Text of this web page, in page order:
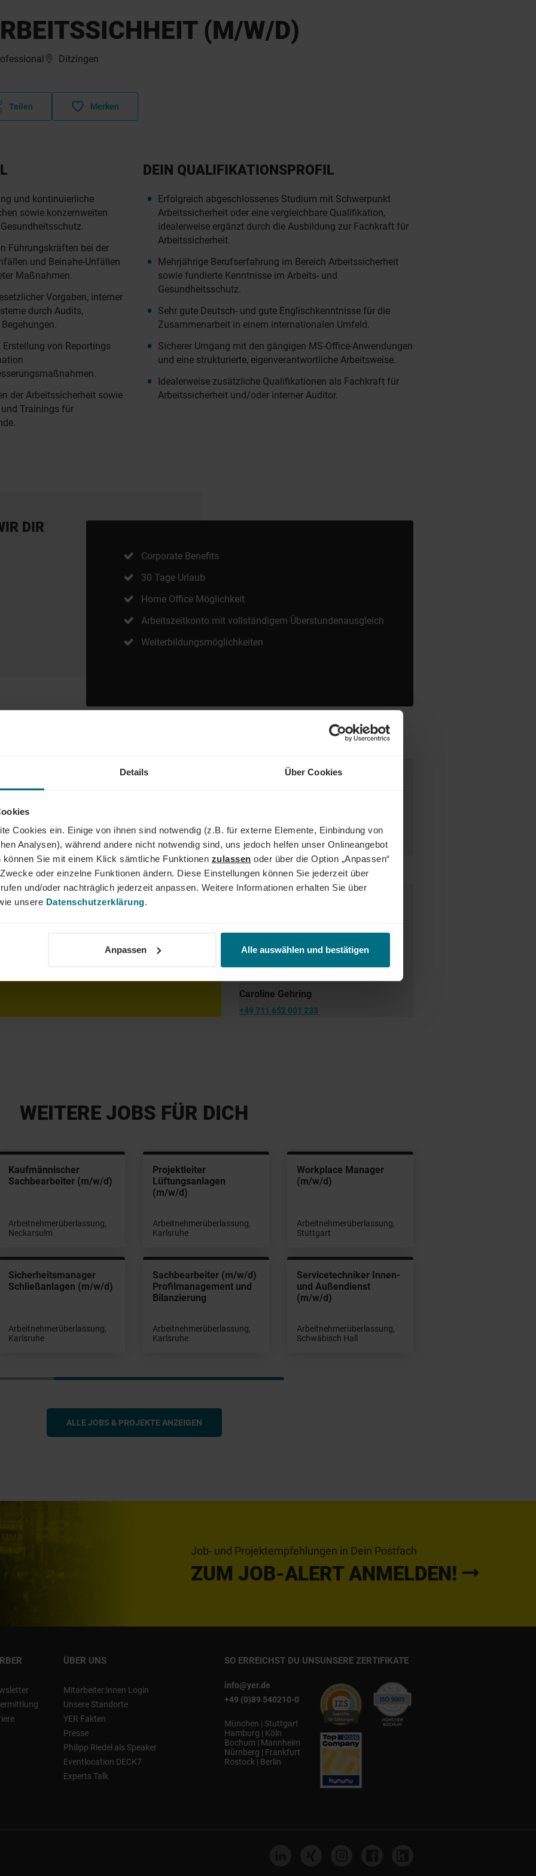
Details Über Cookies
Cookies ein. Einige von ihnen sind notwendig (z.B. für externe Elemente, Einbindung von
Analysen), während andere nicht notwendig sind, uns jedoch helfen unser Onlineangebot
Sie mit einem Klick sämtliche Funktionen zulassen oder über die Option „Anpassen“
oder einzelne Funktionen ändern. Diese Einstellungen können Sie jederzeit über
und/oder nachträglich jederzeit anpassen. Weitere Informationen erhalten Sie über
unsere Datenschutzerklärung.
Anpassen Alle auswählen und bestätigen
(M/W/D)
Ditzingen
Teilen Merken
und kontinuierliche
sowie konzernweiten
Führungskräften bei der
und Beinahe-Unfällen
Maßnahmen.
Vorgaben, interner
durch Audits,
von Reportings
der Arbeitssicherheit sowie
Trainings für
DEIN QUALIFIKATIONSPROFIL
Erfolgreich abgeschlossenes Studium mit Schwerpunkt
Arbeitssicherheit oder eine vergleichbare Qualifikation,
idealerweise ergänzt durch die Ausbildung zur Fachkraft für
Arbeitssicherheit.
Mehrjährige Berufserfahrung im Bereich Arbeitssicherheit
sowie fundierte Kenntnisse im Arbeits- und
Gesundheitsschutz.
Sehr gute Deutsch- und gute Englischkenntnisse für die
Zusammenarbeit in einem internationalen Umfeld.
Sicherer Umgang mit den gängigen MS-Office-Anwendungen
und eine strukturierte, eigenverantwortliche Arbeitsweise.
Idealerweise zusätzliche Qualifikationen als Fachkraft für
Arbeitssicherheit und/oder interner Auditor.
DIR
Corporate Benefits
30 Tage Urlaub
Home Office Möglichkeit
Arbeitszeitkonto mit vollständigem Überstundenausgleich
Weiterbildungsmöglichkeiten
Führungskraft: Wir begleiten den gesamten Karriereweg. Bundesweit warten attraktive Jobs,
Tech und Energy. Unser Ziel ist es dabei stets, das Perfect Match zwischen Talenten und
YER Group wächst unser Angebot an internationalen Services stetig weiter und eröffnet auch
hinweg. Ob im Einsatz bei einem renommierten Kundenunternehmen oder im internen
Weg zum Traumjob!
Bewerbung inkl. Gehaltsvorstellung und
Onlineportal.
Deine Ansprechperson
Caroline Gehring
+49 711 652 001 233
WEITERE JOBS FÜR DICH
Kaufmännischer
Sachbearbeiter (m/w/d)
Arbeitnehmerüberlassung,
Neckarsulm
Sicherheitsmanager
Schließanlagen (m/w/d)
Arbeitnehmerüberlassung,
Karlsruhe
Projektleiter
Lüftungsanlagen
(m/w/d)
Arbeitnehmerüberlassung,
Karlsruhe
Sachbearbeiter (m/w/d)
Profilmanagement und
Bilanzierung
Arbeitnehmerüberlassung,
Karlsruhe
Workplace Manager
(m/w/d)
Arbeitnehmerüberlassung,
Stuttgart
Servicetechniker Innen-
und Außendienst
(m/w/d)
Arbeitnehmerüberlassung,
Schwäbisch Hall
ALLE JOBS & PROJEKTE ANZEIGEN
Job- und Projektempfehlungen in Dein Postfach
ZUM JOB-ALERT ANMELDEN!
ÜBER UNS
Mitarbeiter:innen Login
Unsere Standorte
YER Fakten
Presse
Philipp Riedel als Speaker
Eventlocation DECK7
Experts Talk
SO ERREICHST DU UNS
info@yer.de
+49 (0)89 540210-0
München | Stuttgart
Hamburg | Köln
Bochum | Mannheim
Nürnberg | Frankfurt
Rostock | Berlin
UNSERE ZERTIFIKATE